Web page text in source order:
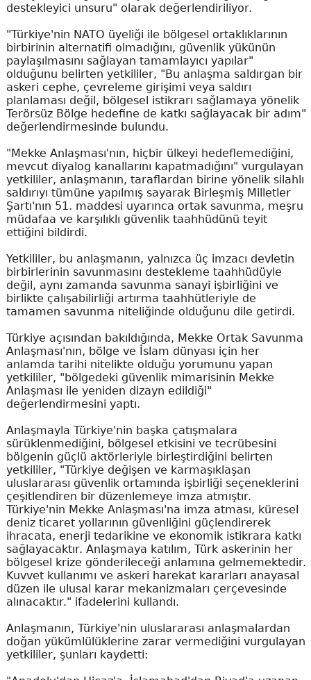
destekleyici unsuru" olarak değerlendiriliyor.
"Türkiye'nin NATO üyeliği ile bölgesel ortaklıklarının
birbirinin alternatifi olmadığını, güvenlik yükünün
paylaşılmasını sağlayan tamamlayıcı yapılar"
olduğunu belirten yetkililer, "Bu anlaşma saldırgan bir
askeri cephe, çevreleme girişimi veya saldırı
planlaması değil, bölgesel istikrarı sağlamaya yönelik
Terörsüz Bölge hedefine de katkı sağlayacak bir adım"
değerlendirmesinde bulundu.
"Mekke Anlaşması'nın, hiçbir ülkeyi hedeflemediğini,
mevcut diyalog kanallarını kapatmadığını" vurgulayan
yetkililer, anlaşmanın, taraflardan birine yönelik silahlı
saldırıyı tümüne yapılmış sayarak Birleşmiş Milletler
Şartı'nın 51. maddesi uyarınca ortak savunma, meşru
müdafaa ve karşılıklı güvenlik taahhüdünü teyit
ettiğini bildirdi.
Yetkililer, bu anlaşmanın, yalnızca üç imzacı devletin
birbirlerinin savunmasını destekleme taahhüdüyle
değil, aynı zamanda savunma sanayi işbirliğini ve
birlikte çalışabilirliği artırma taahhütleriyle de
tamamen savunma niteliğinde olduğunu dile getirdi.
Türkiye açısından bakıldığında, Mekke Ortak Savunma
Anlaşması'nın, bölge ve İslam dünyası için her
anlamda tarihi nitelikte olduğu yorumunu yapan
yetkililer, "bölgedeki güvenlik mimarisinin Mekke
Anlaşması ile yeniden dizayn edildiği"
değerlendirmesini yaptı.
Anlaşmayla Türkiye'nin başka çatışmalara
sürüklenmediğini, bölgesel etkisini ve tecrübesini
bölgenin güçlü aktörleriyle birleştirdiğini belirten
yetkililer, "Türkiye değişen ve karmaşıklaşan
uluslararası güvenlik ortamında işbirliği seçeneklerini
çeşitlendiren bir düzenlemeye imza atmıştır.
Türkiye'nin Mekke Anlaşması'na imza atması, küresel
deniz ticaret yollarının güvenliğini güçlendirerek
ihracata, enerji tedarikine ve ekonomik istikrara katkı
sağlayacaktır. Anlaşmaya katılım, Türk askerinin her
bölgesel krize gönderileceği anlamına gelmemektedir.
Kuvvet kullanımı ve askeri harekat kararları anayasal
düzen ile ulusal karar mekanizmaları çerçevesinde
alınacaktır." ifadelerini kullandı.
Anlaşmanın, Türkiye'nin uluslararası anlaşmalardan
doğan yükümlülüklerine zarar vermediğini vurgulayan
yetkililer, şunları kaydetti: